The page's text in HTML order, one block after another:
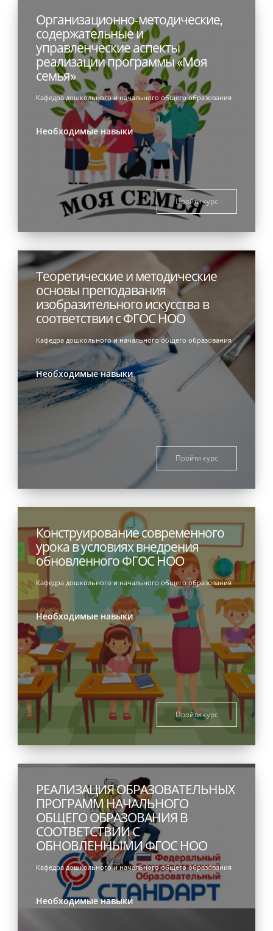
Организационно-методические,
содержательные и
управленческие аспекты
реализации программы «Моя
семья»
Кафедра дошкольного и начального общего образования
Необходимые навыки
Пройти курс
Теоретические и методические
основы преподавания
изобразительного искусства в
соответствии с ФГОС НОО
Кафедра дошкольного и начального общего образования
Необходимые навыки
Пройти курс
Конструирование современного
урока в условиях внедрения
обновленного ФГОС НОО
Кафедра дошкольного и начального общего образования
Необходимые навыки
Пройти курс
РЕАЛИЗАЦИЯ ОБРАЗОВАТЕЛЬНЫХ
ПРОГРАММ НАЧАЛЬНОГО
ОБЩЕГО ОБРАЗОВАНИЯ В
СООТВЕТСТВИИ С
ОБНОВЛЕННЫМИ ФГОС НОО
Кафедра дошкольного и начального общего образования
Необходимые навыки